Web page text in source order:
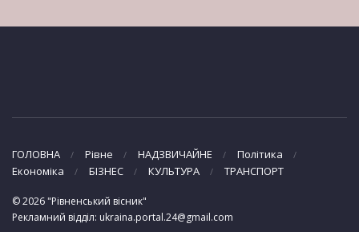
ГОЛОВНА Рівне НАДЗВИЧАЙНЕ
Політика
Економіка
БІЗНЕС КУЛЬТУРА ТРАНСПОРТ
© 2026 "Рівненський вісник"
Рекламний відділ: ukraina.portal.24@gmail.com